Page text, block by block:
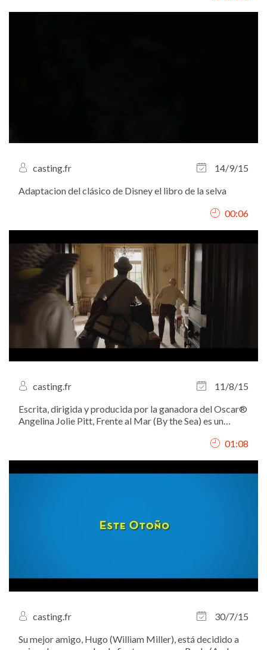
casting.fr
14/9/15
Adaptacion del clásico de Disney el libro de la selva
00:06
casting.fr
11/8/15
Escrita, dirigida y producida por la ganadora del Oscar®
Angelina Jolie Pitt, Frente al Mar (By the Sea) es un
01:08
casting.fr
30/7/15
Su mejor amigo, Hugo (William Miller), está decidido a